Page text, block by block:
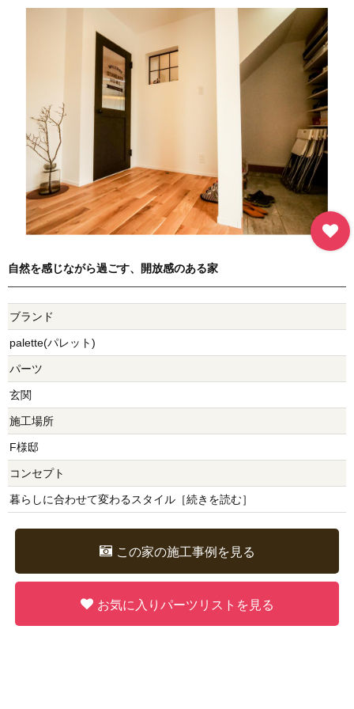
自然を感じながら過ごす、開放感のある家
ブランド
palette(パレット)
パーツ
玄関
施工場所
F様邸
コンセプト
暮らしに合わせて変わるスタイル［続きを読む］
この家の施工事例を見る
お気に入りパーツリストを見る